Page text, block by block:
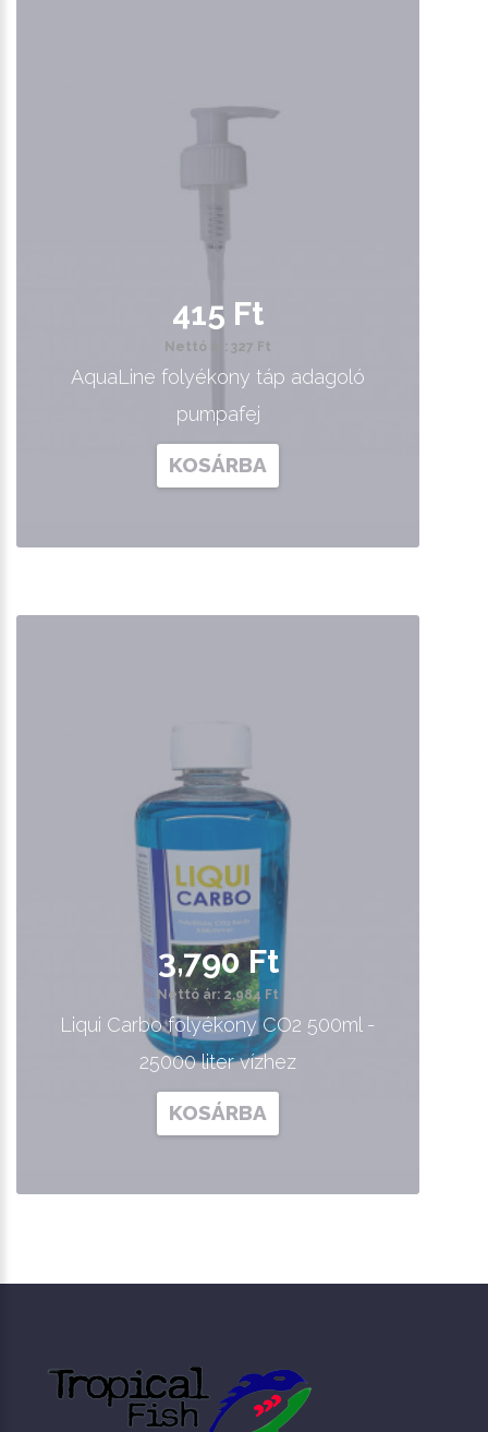
415 Ft
Nettó ár: 327 Ft
AquaLine folyékony táp adagoló
pumpafej
KOSÁRBA
3,790 Ft
Nettó ár: 2,984 Ft
Liqui Carbo folyékony CO2 500ml -
25000 liter vízhez
KOSÁRBA